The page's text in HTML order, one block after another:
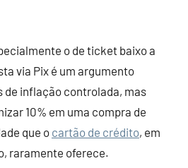
o de ticket baixo a
via Pix é um argumento
de inflação controlada, mas
10% em uma compra de
que o cartão de crédito, em
raramente oferece.